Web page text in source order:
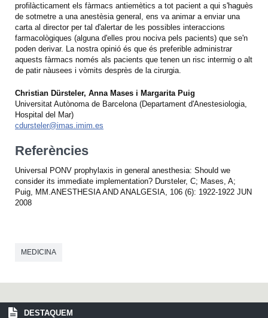
profilàcticament els fàrmacs antiemètics a tot pacient a qui s'haguès
de sotmetre a una anestèsia general, ens va animar a enviar una
carta al director per tal d'alertar de les possibles interaccions
farmacològiques (alguna d'elles prou nociva pels pacients) que se'n
poden derivar. La nostra opinió és que és preferible administrar
aquests fàrmacs només als pacients que tenen un risc intermig o alt
de patir nàusees i vòmits desprès de la cirurgia.
Christian Dürsteler, Anna Mases i Margarita Puig
Universitat Autònoma de Barcelona (Departament d'Anestesiologia,
Hospital del Mar)
cdursteler@imas.imim.es
Referències
Universal PONV prophylaxis in general anesthesia: Should we
consider its immediate implementation? Dursteler, C; Mases, A;
Puig, MM.ANESTHESIA AND ANALGESIA, 106 (6): 1922-1922 JUN
2008
MEDICINA
DESTAQUEM